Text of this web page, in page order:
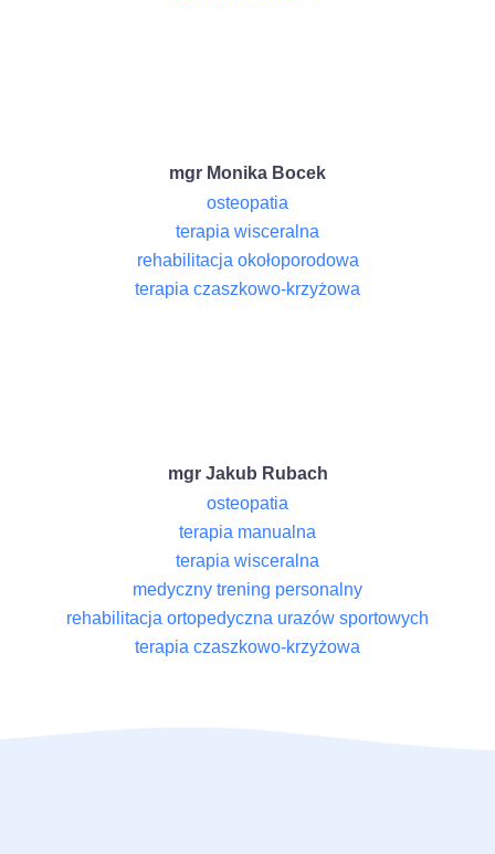
mgr Monika Bocek
osteopatia
terapia wisceralna
rehabilitacja okołoporodowa
terapia czaszkowo-krzyżowa
mgr Jakub Rubach
osteopatia
terapia manualna
terapia wisceralna
medyczny trening personalny
rehabilitacja ortopedyczna urazów sportowych
terapia czaszkowo-krzyżowa